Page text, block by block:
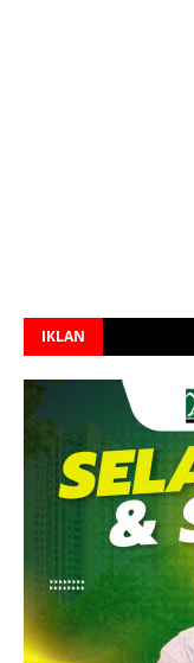
IKLAN